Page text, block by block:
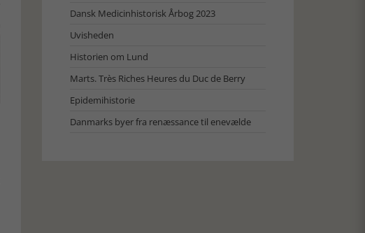
Dansk Medicinhistorisk Årbog 2023
Uvisheden
Historien om Lund
Marts. Très Riches Heures du Duc de Berry
Epidemihistorie
Danmarks byer fra renæssance til enevælde